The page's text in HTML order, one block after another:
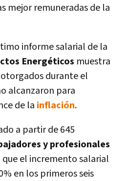
mejor remuneradas de la
informe salarial de la
Energéticos muestra
durante el
alcanzaron para
de la inflación.
a partir de645
y profesionales
que el incremento salarial
en los primeros seis